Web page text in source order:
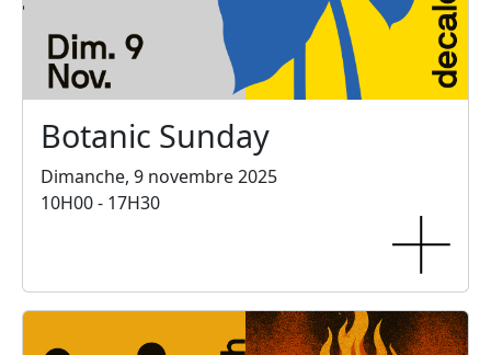
Botanic Sunday
Dimanche, 9 novembre 2025
10H00 - 17H30